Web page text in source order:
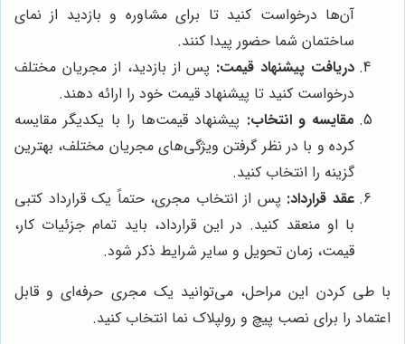
آن‌ها درخواست کنید تا برای مشاوره و بازدید از نمای
ساختمان شما حضور پیدا کنند.
دریافت پیشنهاد قیمت: پس از بازدید، از مجریان مختلف
درخواست کنید تا پیشنهاد قیمت خود را ارائه دهند.
مقایسه و انتخاب: پیشنهاد قیمت‌ها را با یکدیگر مقایسه
کرده و با در نظر گرفتن ویژگی‌های مجریان مختلف، بهترین
گزینه را انتخاب کنید.
عقد قرارداد: پس از انتخاب مجری، حتماً یک قرارداد کتبی
با او منعقد کنید. در این قرارداد، باید تمام جزئیات کار،
قیمت، زمان تحویل و سایر شرایط ذکر شود.
با طی کردن این مراحل، می‌توانید یک مجری حرفه‌ای و قابل
اعتماد را برای نصب پیچ و رولپلاک نما انتخاب کنید.